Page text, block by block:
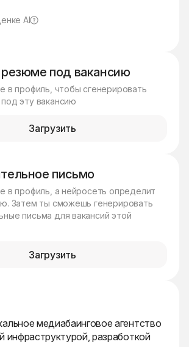
резюме под вакансию
в профиль, чтобы сгенерировать
эту вакансию
Загрузить
письмо
в профиль, а нейросеть определит
Затем ты сможешь генерировать
письма для вакансий этой
Загрузить
медиабаинговое агентство
инфраструктурой, разработкой
AI